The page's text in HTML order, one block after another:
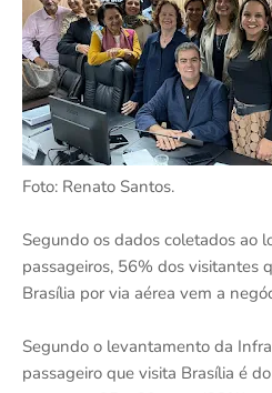
Foto: Renato Santos.
Segundo os dados coletados ao
passageiros, 56% dos visitantes
Brasília por via aérea vem a
Segundo o levantamento da
passageiro que visita Brasília é